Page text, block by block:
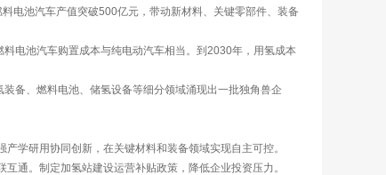
电池汽车产值突破500亿元，带动新材料、关键零部件、装备
电池汽车购置成本与纯电动汽车相当。到2030年，用氢成本
备、燃料电池、储氢设备等细分领域涌现出一批独角兽企
学研用协同创新，在关键材料和装备领域实现自主可控。
通。制定加氢站建设运营补贴政策，降低企业投资压力。